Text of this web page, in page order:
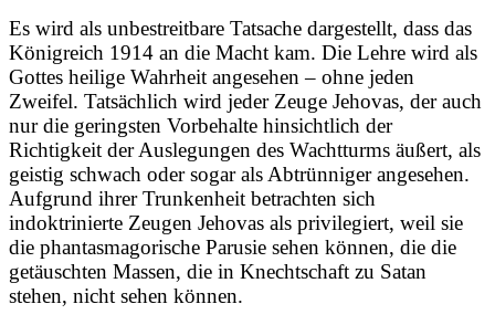
Es wird als unbestreitbare Tatsache dargestellt, dass das
Königreich 1914 an die Macht kam. Die Lehre wird als
Gottes heilige Wahrheit angesehen – ohne jeden
Zweifel. Tatsächlich wird jeder Zeuge Jehovas, der auch
nur die geringsten Vorbehalte hinsichtlich der
Richtigkeit der Auslegungen des Wachtturms äußert, als
geistig schwach oder sogar als Abtrünniger angesehen.
Aufgrund ihrer Trunkenheit betrachten sich
indoktrinierte Zeugen Jehovas als privilegiert, weil sie
die phantasmagorische Parusie sehen können, die die
getäuschten Massen, die in Knechtschaft zu Satan
stehen, nicht sehen können.